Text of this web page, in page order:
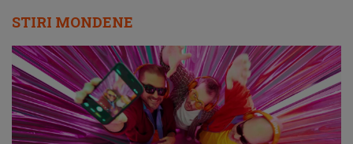
STIRI MONDENE